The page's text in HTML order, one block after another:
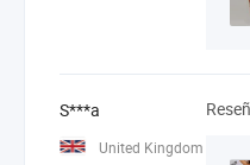
S***a
United Kingdom